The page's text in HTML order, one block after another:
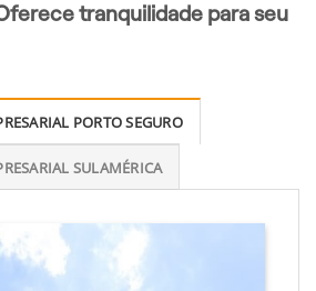
tranquilidade para seu
PORTO SEGURO
SULAMÉRICA